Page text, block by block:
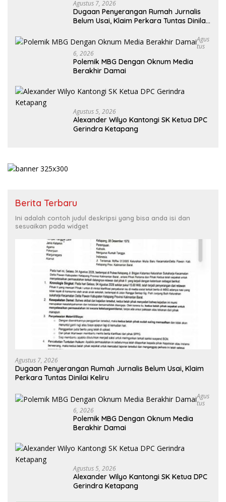
Agustus 7, 2026
Dugaan Penyerangan Rumah Jurnalis
Belum Usai, Klaim Perkara Tuntas Dinilai
Agus
Tus
6, 2026
Polemik MBG Dengan Oknum Media
Berakhir Damai
Agustus 5, 2026
Alexander Wilyo Kantongi SK Ketua DPC
Gerindra Ketapang
Berita Terbaru
Ini adalah contoh judul deskripsi yang bisa anda isi dan
sesuaikan pada widget
Agustus 7, 2026
Dugaan Penyerangan Rumah Jurnalis Belum Usai, Klaim
Perkara Tuntas Dinilai Keliru
Agus
Tus
6, 2026
Polemik MBG Dengan Oknum Media
Berakhir Damai
Agustus 5, 2026
Alexander Wilyo Kantongi SK Ketua DPC
Gerindra Ketapang